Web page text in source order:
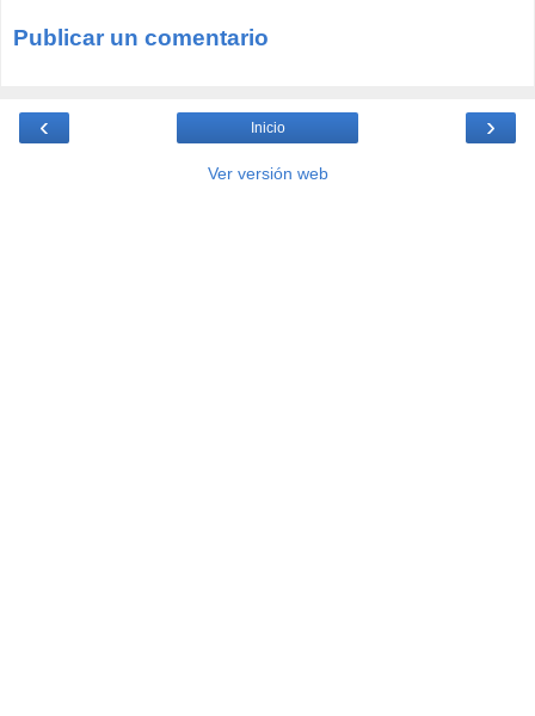
Publicar un comentario
‹ ›
Inicio
Ver versión web